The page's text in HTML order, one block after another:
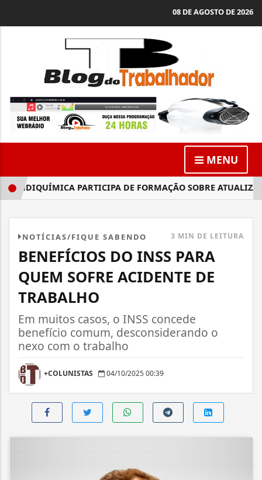
08 DE AGOSTO DE 2026
MENU
PARTICIPA DE FORMAÇÃO SOBRE
NOTÍCIAS/FIQUE SABENDO 3 MIN DE LEITURA
BENEFÍCIOS DO INSS PARA
QUEM SOFRE ACIDENTE DE
TRABALHO
Em muitos casos, o INSS concede
benefício comum, desconsiderando o
nexo com o trabalho
+COLUNISTAS 04/10/2025 00:39